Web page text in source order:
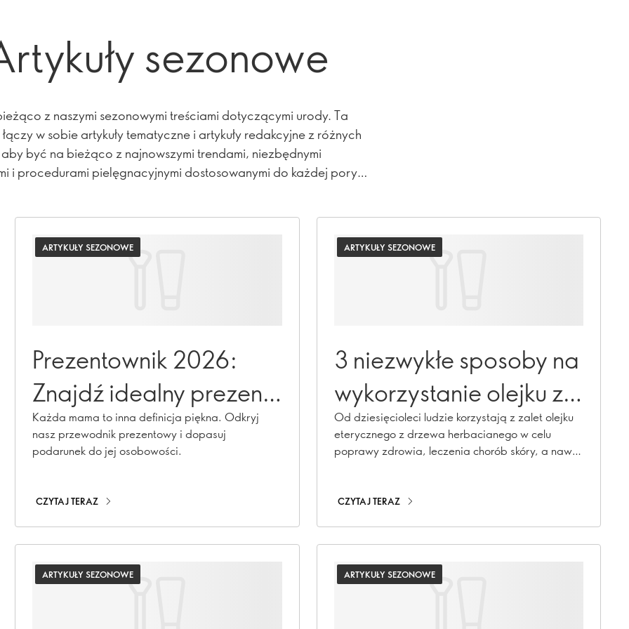
sezonowe
z naszymi sezonowymi treściami dotyczącymi urody. Ta
w sobie artykuły tematyczne i artykuły redakcyjne z różnych
być na bieżąco z najnowszymi trendami, niezbędnymi
i procedurami pielęgnacyjnymi dostosowanymi do każdej pory
ARTYKUŁY SEZONOWE
Prezentownik 2026:
Znajdź idealny prezent
na Dzień Matki
Każda mama to inna definicja piękna. Odkryj
nasz przewodnik prezentowy i dopasuj
podarunek do jej osobowości.
CZYTAJ TERAZ
ARTYKUŁY SEZONOWE
3 niezwykłe sposoby na
wykorzystanie olejku z
drzewa herbacianego
Od dziesięcioleci ludzie korzystają z zalet olejku
eterycznego z drzewa herbacianego w celu
poprawy zdrowia, leczenia chorób skóry, a nawet
roślina działała dla Ciebie w sposób, którego
CZYTAJ TERAZ
ARTYKUŁY SEZONOWE ARTYKUŁY SEZONOWE